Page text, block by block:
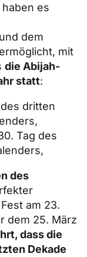
es
dem
mit
die Abijah-
statt:
dritten
Tag des
des
am 23.
dem 25. März
dass die
Dekade